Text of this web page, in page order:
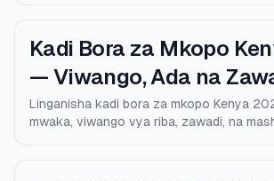
Kadi Bora za Mkopo
— Viwango, Ada na
Linganisha kadi bora za mkopo Kenya
mwaka, viwango vya riba, zawadi, na